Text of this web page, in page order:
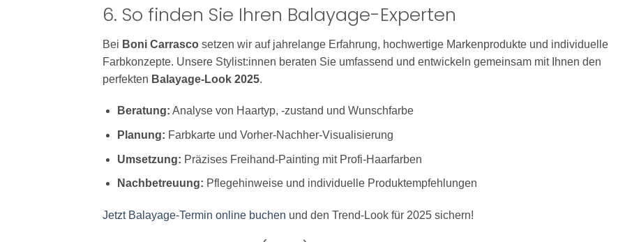
6. So finden Sie Ihren Balayage-Experten
Bei Boni Carrasco setzen wir auf jahrelange Erfahrung, hochwertige Markenprodukte und individuelle
Farbkonzepte. Unsere Stylist:innen beraten Sie umfassend und entwickeln gemeinsam mit Ihnen den
perfekten Balayage-Look 2025.
Beratung: Analyse von Haartyp, -zustand und Wunschfarbe
Planung: Farbkarte und Vorher-Nachher-Visualisierung
Umsetzung: Präzises Freihand-Painting mit Profi-Haarfarben
Nachbetreuung: Pflegehinweise und individuelle Produktempfehlungen
Jetzt Balayage-Termin online buchen und den Trend-Look für 2025 sichern!